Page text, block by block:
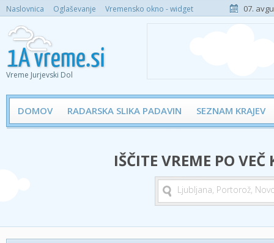
Naslovnica Oglaševanje Vremensko okno - widget 07.
Vreme Jurjevski Dol
DOMOV RADARSKA SLIKA PADAVIN SEZNAM KRAJEV
IŠČITE VREME PO